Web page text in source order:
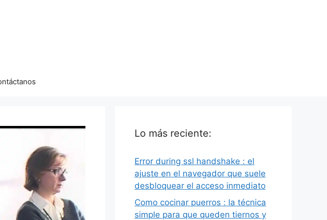
Lo más reciente:
Error during ssl handshake : el
ajuste en el navegador que suele
desbloquear el acceso inmediato
Como cocinar puerros : la técnica
simple para que queden tiernos y